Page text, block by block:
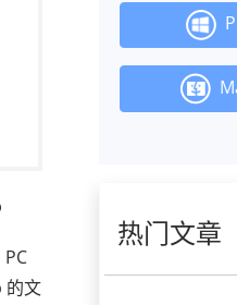
的文
热门文章